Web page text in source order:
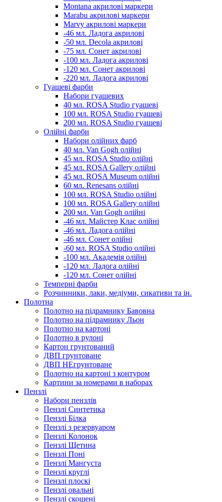
Montana акрилові маркери
Marabu акрилові маркери
Marvy акрилові маркери
-46 мл. Ладога акрилові
-50 мл. Decola акрилові
-75 мл. Сонет акрилові
-100 мл. Ладога акрилові
-120 мл. Сонет акрилові
-220 мл. Ладога акрилові
Гуашеві фарби
Набори гуашевих
40 мл. ROSA Studio гуашеві
100 мл. ROSA Studio гуашеві
200 мл. ROSA Studio гуашеві
Олійні фарби
Набори олійних фарб
40 мл. Van Gogh олійні
45 мл. ROSA Studio олійні
45 мл. ROSA Gallery олійні
45 мл. ROSA Museum олійні
60 мл. Renesans олійні
100 мл. ROSA Studio олійні
100 мл. ROSA Gallery олійні
200 мл. Van Gogh олійні
-46 мл. Майстер Клас олійні
-46 мл. Ладога олійні
-46 мл. Сонет олійні
-60 мл. ROSA Studio олійні
-100 мл. Академія олійні
-120 мл. Ладога олійні
-120 мл. Сонет олійні
Темперні фарби
Розчинники, лаки, медіуми, сикативи та ін.
Полотна
Полотно на підрамнику Бавовна
Полотно на підрамнику Льон
Полотно на картоні
Полотно в рулоні
Картон грунтований
ДВП грунтоване
ДВП НЕгрунтоване
Полотно на картоні з контуром
Картини за номерами в наборах
Пензлі
Набори пензлів
Пензлі Синтетика
Пензлі Білка
Пензлі з резервуаром
Пензлі Колонок
Пензлі Щетина
Пензлі Поні
Пензлі Мангуста
Пензлі круглі
Пензлі плоскі
Пензлі овальні
Пензлі скошені